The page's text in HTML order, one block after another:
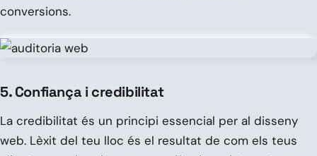
conversions.
5. Confiança i credibilitat
La credibilitat és un principi essencial per al disseny
web. Lèxit del teu lloc és el resultat de com els teus